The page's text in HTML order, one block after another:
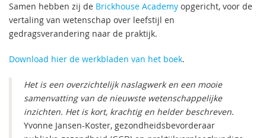
Samen hebben zij de Brickhouse Academy opgericht, voor de
vertaling van wetenschap over leefstijl en
gedragsverandering naar de praktijk.
Download hier de werkbladen van het boek.
Het is een overzichtelijk naslagwerk en een mooie
samenvatting van de nieuwste wetenschappelijke
inzichten. Het is kort, krachtig en helder beschreven.
Yvonne Jansen-Koster, gezondheidsbevorderaar